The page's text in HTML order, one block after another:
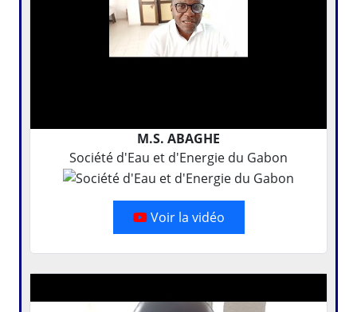
M.S. ABAGHE
Société d'Eau et d'Energie du Gabon
Voir la vidéo